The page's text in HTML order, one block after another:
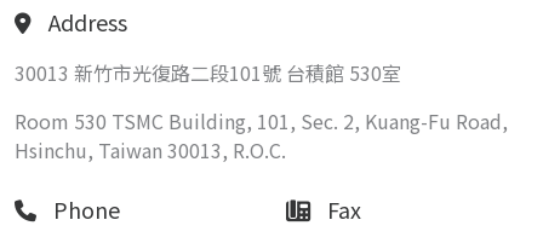
Address
30013 新竹市光復路二段101號 台積館 530室
Room 530 TSMC Building, 101, Sec. 2, Kuang-Fu Road,
Hsinchu, Taiwan 30013, R.O.C.
Phone Fax